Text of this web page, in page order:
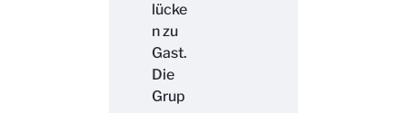
lücke
n zu
Gast.
Die
Grup